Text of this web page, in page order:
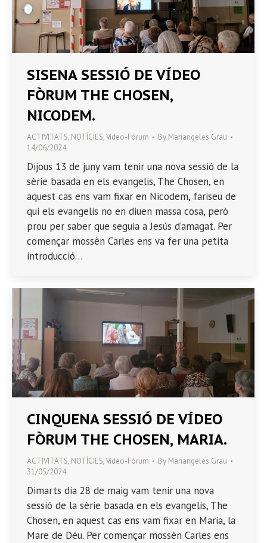
SISENA SESSIÓ DE VÍDEO
FÒRUM THE CHOSEN,
NICODEM.
ACTIVITATS, NOTÍCIES,Vídeo-Fòrum By Mariangeles Grau
14/06/2024
Dijous 13 de juny vam tenir una nova sessió de la
sèrie basada en els evangelis, The Chosen, en
aquest cas ens vam fixar en Nicodem, fariseu de
qui els evangelis no en diuen massa cosa, però
prou per saber que seguia a Jesús d’amagat. Per
començar mossèn Carles ens va fer una petita
introducció…
CINQUENA SESSIÓ DE VÍDEO
FÒRUM THE CHOSEN, MARIA.
ACTIVITATS, NOTÍCIES,Vídeo-Fòrum By Mariangeles Grau
31/05/2024
Dimarts dia 28 de maig vam tenir una nova
sessió de la sèrie basada en els evangelis, The
Chosen, en aquest cas ens vam fixar en Maria, la
Mare de Déu. Per començar mossèn Carles ens